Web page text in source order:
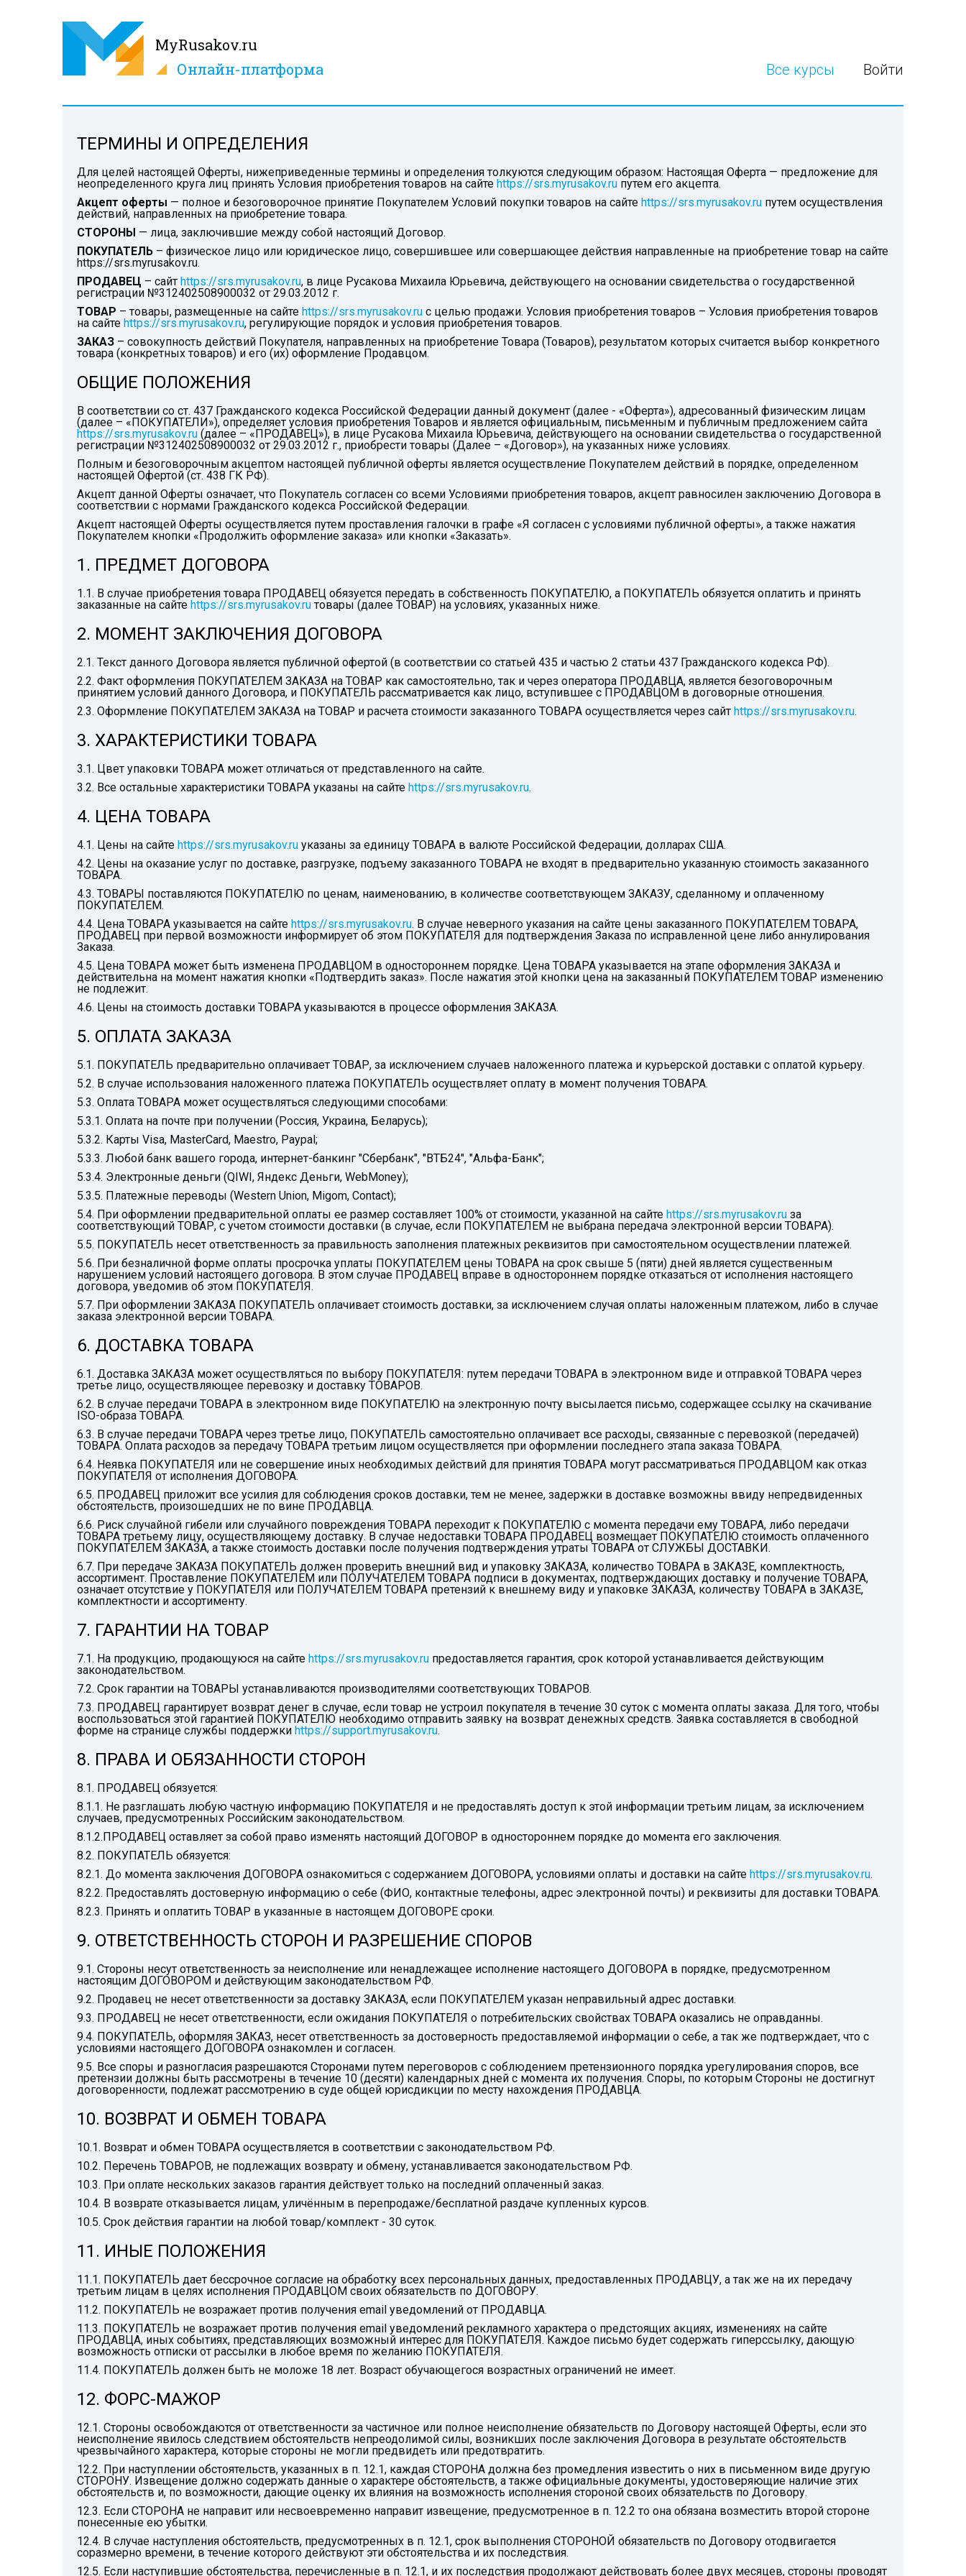
MyRusakov.ru
Онлайн-платформа
Все курсы Войти
ТЕРМИНЫ И ОПРЕДЕЛЕНИЯ
Для целей настоящей Оферты, нижеприведенные термины и определения толкуются следующим образом: Настоящая Оферта — предложение для
неопределенного круга лиц принять Условия приобретения товаров на сайте https://srs.myrusakov.ru путем его акцепта.
Акцепт оферты — полное и безоговорочное принятие Покупателем Условий покупки товаров на сайте https://srs.myrusakov.ru путем осуществления
действий, направленных на приобретение товара.
СТОРОНЫ — лица, заключившие между собой настоящий Договор.
ПОКУПАТЕЛЬ – физическое лицо или юридическое лицо, совершившее или совершающее действия направленные на приобретение товар на сайте
https://srs.myrusakov.ru.
ПРОДАВЕЦ – сайт https://srs.myrusakov.ru, в лице Русакова Михаила Юрьевича, действующего на основании свидетельства о государственной
регистрации №312402508900032 от 29.03.2012 г.
ТОВАР – товары, размещенные на сайте https://srs.myrusakov.ru с целью продажи. Условия приобретения товаров – Условия приобретения товаров
на сайте https://srs.myrusakov.ru, регулирующие порядок и условия приобретения товаров.
ЗАКАЗ – совокупность действий Покупателя, направленных на приобретение Товара (Товаров), результатом которых считается выбор конкретного
товара (конкретных товаров) и его (их) оформление Продавцом.
ОБЩИЕ ПОЛОЖЕНИЯ
В соответствии со ст. 437 Гражданского кодекса Российской Федерации данный документ (далее - «Оферта»), адресованный физическим лицам
(далее – «ПОКУПАТЕЛИ»), определяет условия приобретения Товаров и является официальным, письменным и публичным предложением сайта
https://srs.myrusakov.ru (далее – «ПРОДАВЕЦ»), в лице Русакова Михаила Юрьевича, действующего на основании свидетельства о государственной
регистрации №312402508900032 от 29.03.2012 г., приобрести товары (Далее – «Договор»), на указанных ниже условиях.
Полным и безоговорочным акцептом настоящей публичной оферты является осуществление Покупателем действий в порядке, определенном
настоящей Офертой (ст. 438 ГК РФ).
Акцепт данной Оферты означает, что Покупатель согласен со всеми Условиями приобретения товаров, акцепт равносилен заключению Договора в
соответствии с нормами Гражданского кодекса Российской Федерации.
Акцепт настоящей Оферты осуществляется путем проставления галочки в графе «Я согласен с условиями публичной оферты», а также нажатия
Покупателем кнопки «Продолжить оформление заказа» или кнопки «Заказать».
1. ПРЕДМЕТ ДОГОВОРА
1.1. В случае приобретения товара ПРОДАВЕЦ обязуется передать в собственность ПОКУПАТЕЛЮ, а ПОКУПАТЕЛЬ обязуется оплатить и принять
заказанные на сайте https://srs.myrusakov.ru товары (далее ТОВАР) на условиях, указанных ниже.
2. МОМЕНТ ЗАКЛЮЧЕНИЯ ДОГОВОРА
2.1. Текст данного Договора является публичной офертой (в соответствии со статьей 435 и частью 2 статьи 437 Гражданского кодекса РФ).
2.2. Факт оформления ПОКУПАТЕЛЕМ ЗАКАЗА на ТОВАР как самостоятельно, так и через оператора ПРОДАВЦА, является безоговорочным
принятием условий данного Договора, и ПОКУПАТЕЛЬ рассматривается как лицо, вступившее с ПРОДАВЦОМ в договорные отношения.
2.3. Оформление ПОКУПАТЕЛЕМ ЗАКАЗА на ТОВАР и расчета стоимости заказанного ТОВАРА осуществляется через сайт https://srs.myrusakov.ru.
3. ХАРАКТЕРИСТИКИ ТОВАРА
3.1. Цвет упаковки ТОВАРА может отличаться от представленного на сайте.
3.2. Все остальные характеристики ТОВАРА указаны на сайте https://srs.myrusakov.ru.
4. ЦЕНА ТОВАРА
4.1. Цены на сайте https://srs.myrusakov.ru указаны за единицу ТОВАРА в валюте Российской Федерации, долларах США.
4.2. Цены на оказание услуг по доставке, разгрузке, подъему заказанного ТОВАРА не входят в предварительно указанную стоимость заказанного
ТОВАРА.
4.3. ТОВАРЫ поставляются ПОКУПАТЕЛЮ по ценам, наименованию, в количестве соответствующем ЗАКАЗУ, сделанному и оплаченному
ПОКУПАТЕЛЕМ.
4.4. Цена ТОВАРА указывается на сайте https://srs.myrusakov.ru. В случае неверного указания на сайте цены заказанного ПОКУПАТЕЛЕМ ТОВАРА,
ПРОДАВЕЦ при первой возможности информирует об этом ПОКУПАТЕЛЯ для подтверждения Заказа по исправленной цене либо аннулирования
Заказа.
4.5. Цена ТОВАРА может быть изменена ПРОДАВЦОМ в одностороннем порядке. Цена ТОВАРА указывается на этапе оформления ЗАКАЗА и
действительна на момент нажатия кнопки «Подтвердить заказ». После нажатия этой кнопки цена на заказанный ПОКУПАТЕЛЕМ ТОВАР изменению
не подлежит.
4.6. Цены на стоимость доставки ТОВАРА указываются в процессе оформления ЗАКАЗА.
5. ОПЛАТА ЗАКАЗА
5.1. ПОКУПАТЕЛЬ предварительно оплачивает ТОВАР, за исключением случаев наложенного платежа и курьерской доставки с оплатой курьеру.
5.2. В случае использования наложенного платежа ПОКУПАТЕЛЬ осуществляет оплату в момент получения ТОВАРА.
5.3. Оплата ТОВАРА может осуществляться следующими способами:
5.3.1. Оплата на почте при получении (Россия, Украина, Беларусь);
5.3.2. Карты Visa, MasterCard, Maestro, Paypal;
5.3.3. Любой банк вашего города, интернет-банкинг "Сбербанк", "ВТБ24", "Альфа-Банк";
5.3.4. Электронные деньги (QIWI, Яндекс Деньги, WebMoney);
5.3.5. Платежные переводы (Western Union, Migom, Contact);
5.4. При оформлении предварительной оплаты ее размер составляет 100% от стоимости, указанной на сайте https://srs.myrusakov.ru за
соответствующий ТОВАР, с учетом стоимости доставки (в случае, если ПОКУПАТЕЛЕМ не выбрана передача электронной версии ТОВАРА).
5.5. ПОКУПАТЕЛЬ несет ответственность за правильность заполнения платежных реквизитов при самостоятельном осуществлении платежей.
5.6. При безналичной форме оплаты просрочка уплаты ПОКУПАТЕЛЕМ цены ТОВАРА на срок свыше 5 (пяти) дней является существенным
нарушением условий настоящего договора. В этом случае ПРОДАВЕЦ вправе в одностороннем порядке отказаться от исполнения настоящего
договора, уведомив об этом ПОКУПАТЕЛЯ.
5.7. При оформлении ЗАКАЗА ПОКУПАТЕЛЬ оплачивает стоимость доставки, за исключением случая оплаты наложенным платежом, либо в случае
заказа электронной версии ТОВАРА.
6. ДОСТАВКА ТОВАРА
6.1. Доставка ЗАКАЗА может осуществляться по выбору ПОКУПАТЕЛЯ: путем передачи ТОВАРА в электронном виде и отправкой ТОВАРА через
третье лицо, осуществляющее перевозку и доставку ТОВАРОВ.
6.2. В случае передачи ТОВАРА в электронном виде ПОКУПАТЕЛЮ на электронную почту высылается письмо, содержащее ссылку на скачивание
ISO-образа ТОВАРА.
6.3. В случае передачи ТОВАРА через третье лицо, ПОКУПАТЕЛЬ самостоятельно оплачивает все расходы, связанные с перевозкой (передачей)
ТОВАРА. Оплата расходов за передачу ТОВАРА третьим лицом осуществляется при оформлении последнего этапа заказа ТОВАРА.
6.4. Неявка ПОКУПАТЕЛЯ или не совершение иных необходимых действий для принятия ТОВАРА могут рассматриваться ПРОДАВЦОМ как отказ
ПОКУПАТЕЛЯ от исполнения ДОГОВОРА.
6.5. ПРОДАВЕЦ приложит все усилия для соблюдения сроков доставки, тем не менее, задержки в доставке возможны ввиду непредвиденных
обстоятельств, произошедших не по вине ПРОДАВЦА.
6.6. Риск случайной гибели или случайного повреждения ТОВАРА переходит к ПОКУПАТЕЛЮ с момента передачи ему ТОВАРА, либо передачи
ТОВАРА третьему лицу, осуществляющему доставку. В случае недоставки ТОВАРА ПРОДАВЕЦ возмещает ПОКУПАТЕЛЮ стоимость оплаченного
ПОКУПАТЕЛЕМ ЗАКАЗА, а также стоимость доставки после получения подтверждения утраты ТОВАРА от СЛУЖБЫ ДОСТАВКИ.
6.7. При передаче ЗАКАЗА ПОКУПАТЕЛЬ должен проверить внешний вид и упаковку ЗАКАЗА, количество ТОВАРА в ЗАКАЗЕ, комплектность,
ассортимент. Проставление ПОКУПАТЕЛЕМ или ПОЛУЧАТЕЛЕМ ТОВАРА подписи в документах, подтверждающих доставку и получение ТОВАРА,
означает отсутствие у ПОКУПАТЕЛЯ или ПОЛУЧАТЕЛЕМ ТОВАРА претензий к внешнему виду и упаковке ЗАКАЗА, количеству ТОВАРА в ЗАКАЗЕ,
комплектности и ассортименту.
7. ГАРАНТИИ НА ТОВАР
7.1. На продукцию, продающуюся на сайте https://srs.myrusakov.ru предоставляется гарантия, срок которой устанавливается действующим
законодательством.
7.2. Срок гарантии на ТОВАРЫ устанавливаются производителями соответствующих ТОВАРОВ.
7.3. ПРОДАВЕЦ гарантирует возврат денег в случае, если товар не устроил покупателя в течение 30 суток с момента оплаты заказа. Для того, чтобы
воспользоваться этой гарантией ПОКУПАТЕЛЮ необходимо отправить заявку на возврат денежных средств. Заявка составляется в свободной
форме на странице службы поддержки https://support.myrusakov.ru.
8. ПРАВА И ОБЯЗАННОСТИ СТОРОН
8.1. ПРОДАВЕЦ обязуется:
8.1.1. Не разглашать любую частную информацию ПОКУПАТЕЛЯ и не предоставлять доступ к этой информации третьим лицам, за исключением
случаев, предусмотренных Российским законодательством.
8.1.2.ПРОДАВЕЦ оставляет за собой право изменять настоящий ДОГОВОР в одностороннем порядке до момента его заключения.
8.2. ПОКУПАТЕЛЬ обязуется:
8.2.1. До момента заключения ДОГОВОРА ознакомиться с содержанием ДОГОВОРА, условиями оплаты и доставки на сайте https://srs.myrusakov.ru.
8.2.2. Предоставлять достоверную информацию о себе (ФИО, контактные телефоны, адрес электронной почты) и реквизиты для доставки ТОВАРА.
8.2.3. Принять и оплатить ТОВАР в указанные в настоящем ДОГОВОРЕ сроки.
9. ОТВЕТСТВЕННОСТЬ СТОРОН И РАЗРЕШЕНИЕ СПОРОВ
9.1. Стороны несут ответственность за неисполнение или ненадлежащее исполнение настоящего ДОГОВОРА в порядке, предусмотренном
настоящим ДОГОВОРОМ и действующим законодательством РФ.
9.2. Продавец не несет ответственности за доставку ЗАКАЗА, если ПОКУПАТЕЛЕМ указан неправильный адрес доставки.
9.3. ПРОДАВЕЦ не несет ответственности, если ожидания ПОКУПАТЕЛЯ о потребительских свойствах ТОВАРА оказались не оправданны.
9.4. ПОКУПАТЕЛЬ, оформляя ЗАКАЗ, несет ответственность за достоверность предоставляемой информации о себе, а так же подтверждает, что с
условиями настоящего ДОГОВОРА ознакомлен и согласен.
9.5. Все споры и разногласия разрешаются Сторонами путем переговоров с соблюдением претензионного порядка урегулирования споров, все
претензии должны быть рассмотрены в течение 10 (десяти) календарных дней с момента их получения. Споры, по которым Стороны не достигнут
договоренности, подлежат рассмотрению в суде общей юрисдикции по месту нахождения ПРОДАВЦА.
10. ВОЗВРАТ И ОБМЕН ТОВАРА
10.1. Возврат и обмен ТОВАРА осуществляется в соответствии с законодательством РФ.
10.2. Перечень ТОВАРОВ, не подлежащих возврату и обмену, устанавливается законодательством РФ.
10.3. При оплате нескольких заказов гарантия действует только на последний оплаченный заказ.
10.4. В возврате отказывается лицам, уличённым в перепродаже/бесплатной раздаче купленных курсов.
10.5. Срок действия гарантии на любой товар/комплект - 30 суток.
11. ИНЫЕ ПОЛОЖЕНИЯ
11.1. ПОКУПАТЕЛЬ дает бессрочное согласие на обработку всех персональных данных, предоставленных ПРОДАВЦУ, а так же на их передачу
третьим лицам в целях исполнения ПРОДАВЦОМ своих обязательств по ДОГОВОРУ.
11.2. ПОКУПАТЕЛЬ не возражает против получения email уведомлений от ПРОДАВЦА.
11.3. ПОКУПАТЕЛЬ не возражает против получения email уведомлений рекламного характера о предстоящих акциях, изменениях на сайте
ПРОДАВЦА, иных событиях, представляющих возможный интерес для ПОКУПАТЕЛЯ. Каждое письмо будет содержать гиперссылку, дающую
возможность отписки от рассылки в любое время по желанию ПОКУПАТЕЛЯ.
11.4. ПОКУПАТЕЛЬ должен быть не моложе 18 лет. Возраст обучающегося возрастных ограничений не имеет.
12. ФОРС-МАЖОР
12.1. Стороны освобождаются от ответственности за частичное или полное неисполнение обязательств по Договору настоящей Оферты, если это
неисполнение явилось следствием обстоятельств непреодолимой силы, возникших после заключения Договора в результате обстоятельств
чрезвычайного характера, которые стороны не могли предвидеть или предотвратить.
12.2. При наступлении обстоятельств, указанных в п. 12.1, каждая СТОРОНА должна без промедления известить о них в письменном виде другую
СТОРОНУ. Извещение должно содержать данные о характере обстоятельств, а также официальные документы, удостоверяющие наличие этих
обстоятельств и, по возможности, дающие оценку их влияния на возможность исполнения стороной своих обязательств по Договору.
12.3. Если СТОРОНА не направит или несвоевременно направит извещение, предусмотренное в п. 12.2 то она обязана возместить второй стороне
понесенные ею убытки.
12.4. В случае наступления обстоятельств, предусмотренных в п. 12.1, срок выполнения СТОРОНОЙ обязательств по Договору отодвигается
соразмерно времени, в течение которого действуют эти обстоятельства и их последствия.
12.5. Если наступившие обстоятельства, перечисленные в п. 12.1, и их последствия продолжают действовать более двух месяцев, стороны проводят